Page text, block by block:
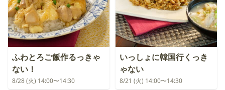
ふわとろご飯作るっきゃ
ない！
8/28 (火) 14:00〜14:30
いっしょに韓国行くっき
ゃない
8/21 (火) 14:00〜14:30